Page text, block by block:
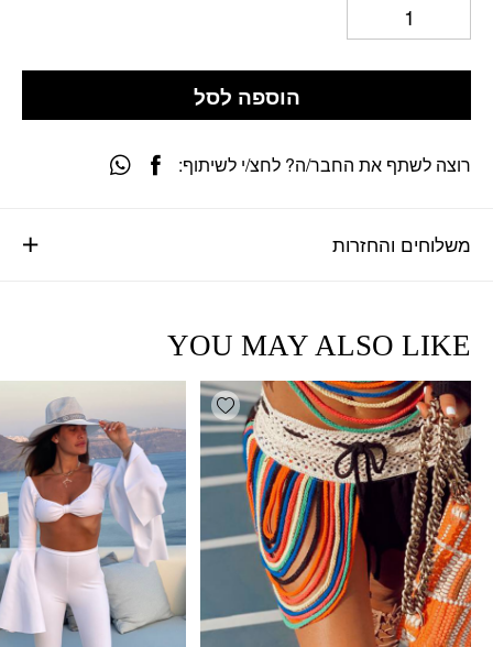
הוספה לסל
משלוחים והחזרות
רוצה לשתף את החבר/ה? לחצ/י לשיתוף:
YOU MAY ALSO LIKE
Add wishlist